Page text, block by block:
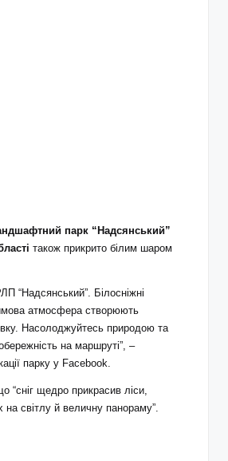
парк “Надсянський”
також прикрито білим шаром
“Надсянський”. Білосніжні
атмосфера створюють
Насолоджуйтесь природою та
на маршруті”, –
парку у Facebook.
“сніг щедро прикрасив ліси,
на світлу й величну панораму”.